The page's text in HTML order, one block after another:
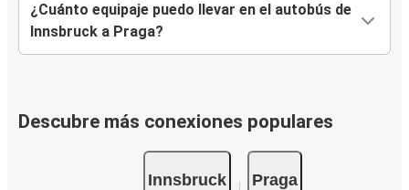
¿Cuánto equipaje puedo llevar en el autobús de
Innsbruck a Praga?
Descubre más conexiones populares
Innsbruck Praga